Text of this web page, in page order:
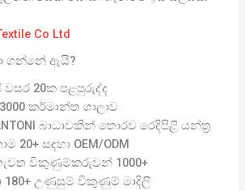
Co Ltd
ගන්නේ ඇයි?
වසර 20ක පළපුරුද්ද
කර්මාන්ත ශාලාව
බාධාවකින් තොරව රෙදිපිළි යන්ත්‍ර
20+ සඳහා OEM/ODM
විකුණුම්කරුවන් 1000+
180+ උණුසුම් විකුණුම් මාදිලි